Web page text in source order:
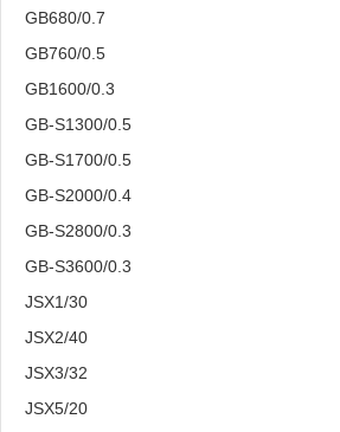
GB680/0.7
GB760/0.5
GB1600/0.3
GB-S1300/0.5
GB-S1700/0.5
GB-S2000/0.4
GB-S2800/0.3
GB-S3600/0.3
JSX1/30
JSX2/40
JSX3/32
JSX5/20